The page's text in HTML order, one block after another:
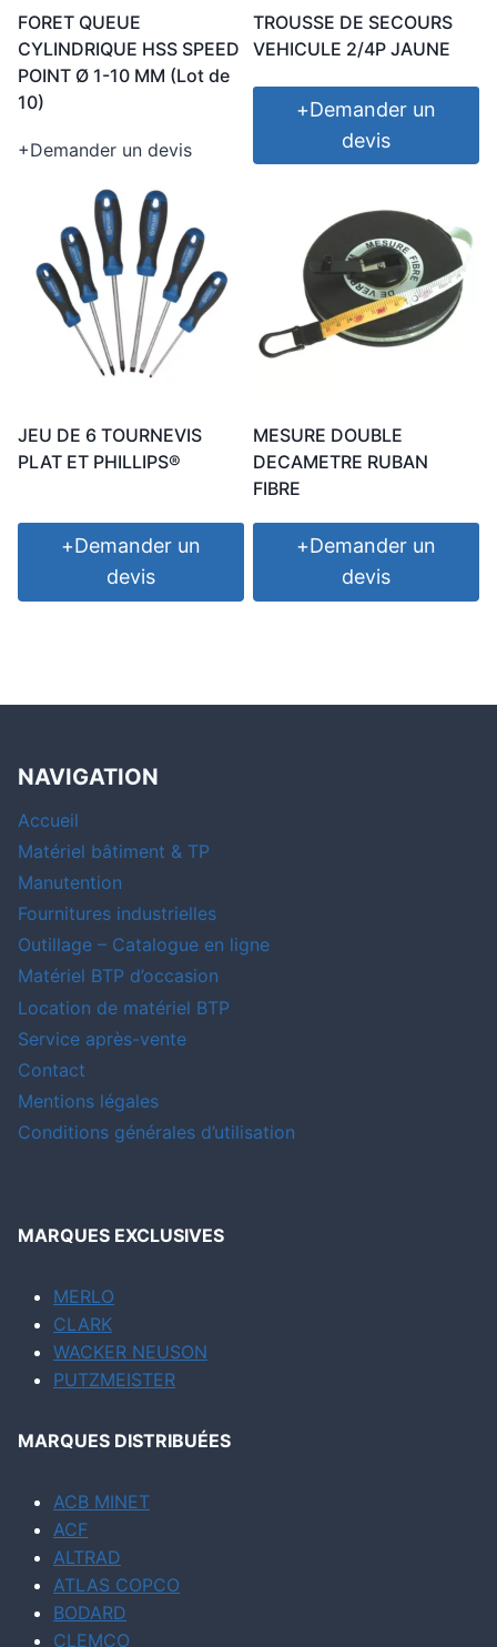
FORET QUEUE
CYLINDRIQUE HSS SPEED
POINT Ø 1-10 MM (Lot de
10)
+Demander un devis
TROUSSE DE SECOURS
VEHICULE 2/4P JAUNE
+Demander un
devis
JEU DE 6 TOURNEVIS
PLAT ET PHILLIPS®
+Demander un
devis
MESURE DOUBLE
DECAMETRE RUBAN
FIBRE
+Demander un
devis
NAVIGATION
Accueil
Matériel bâtiment & TP
Manutention
Fournitures industrielles
Outillage – Catalogue en ligne
Matériel BTP d’occasion
Location de matériel BTP
Service après-vente
Contact
Mentions légales
Conditions générales d’utilisation
MARQUES EXCLUSIVES
MERLO
CLARK
WACKER NEUSON
PUTZMEISTER
MARQUES DISTRIBUÉES
ACB MINET
ACF
ALTRAD
ATLAS COPCO
BODARD
CLEMCO